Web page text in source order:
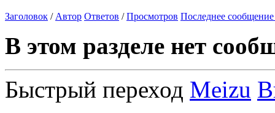
Заголовок /Автор Ответов /Просмотров Последнее сообщение
В этом разделе нет
Быстрый переход Meizu